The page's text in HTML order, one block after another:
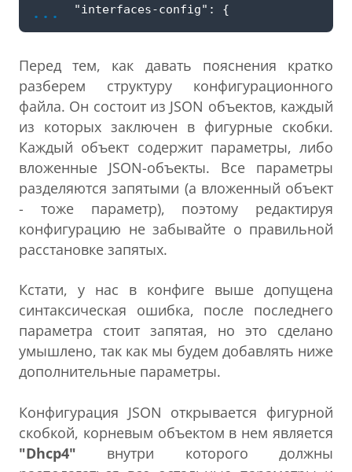
...
Перед тем, как давать пояснения кратко
разберем структуру конфигурационного
файла. Он состоит из JSON объектов, каждый
из которых заключен в фигурные скобки.
Каждый объект содержит параметры, либо
вложенные JSON-объекты. Все параметры
разделяются запятыми (а вложенный объект
- тоже параметр), поэтому редактируя
конфигурацию не забывайте о правильной
расстановке запятых.
Кстати, у нас в конфиге выше допущена
синтаксическая ошибка, после последнего
параметра стоит запятая, но это сделано
умышлено, так как мы будем добавлять ниже
дополнительные параметры.
Конфигурация JSON открывается фигурной
скобкой, корневым объектом в нем является
"Dhcp4" внутри которого должны